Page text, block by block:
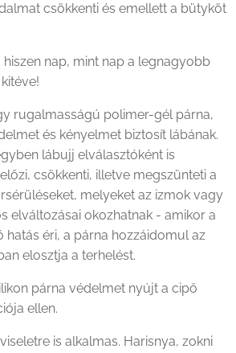
csökkenti és emellett a bütyköt
hiszen nap, mint nap a legnagyobb
rugalmasságú polimer-gél párna,
és kényelmet biztosít lábának.
lábujj elválasztóként is
csökkenti, illetve megszünteti a
melyeket az izmok vagy
elváltozásai okozhatnak - amikor a
éri, a párna hozzáidomul az
elosztja a terhelést.
párna védelmet nyújt a cipő
ellen.
is alkalmas. Harisnya, zokni